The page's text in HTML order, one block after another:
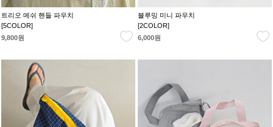
트리오 메쉬 핸들 파우치
[5COLOR]
9,800원
블루밍 미니 파우치
[2COLOR]
6,000원